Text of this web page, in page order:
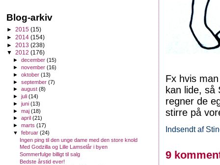
Fx hvis
kan lide, så
regner de
stirre på
Indsendt af
9
Blog-arkiv
► 2015 (15)
► 2014 (154)
► 2013 (238)
▼ 2012 (176)
►december(15)
►november(16)
►oktober(13)
►september(7)
►august(8)
►juli(14)
►juni(13)
►maj(18)
►april(21)
►marts(17)
▼februar(24)
Ingen ping til den unge dame med den store knold
Med Godzilla og Lille Lamselår i byen
Sommerfulge billigt til salg
Bedste årstid ever!